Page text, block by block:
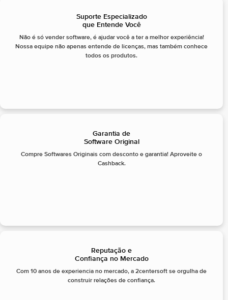
Suporte Especializado
que Entende Você
Não é só vender software, é ajudar você a ter a melhor experiência!
Nossa equipe não apenas entende de licenças, mas também conhece
todos os produtos.
Garantia de
Software Original
Compre Softwares Originais com desconto e garantia! Aproveite o
Cashback.
Reputação e
Confiança no Mercado
Com 10 anos de experiencia no mercado, a 2centersoft se orgulha de
construir relações de confiança.